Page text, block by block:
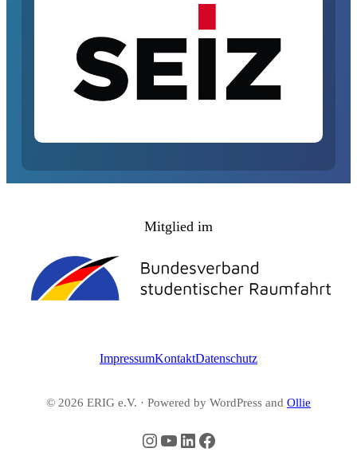
Mitglied im
ImpressumKontaktDatenschutz
© 2026 ERIG e.V. · Powered by WordPress and Ollie
Instagram
YouTube
LinkedIn
Facebook